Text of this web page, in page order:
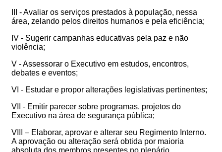
III - Avaliar os serviços prestados à população, nessa
área, zelando pelos direitos humanos e pela eficiência;
IV - Sugerir campanhas educativas pela paz e não
violência;
V - Assessorar o Executivo em estudos, encontros,
debates e eventos;
VI - Estudar e propor alterações legislativas pertinentes;
VII - Emitir parecer sobre programas, projetos do
Executivo na área de segurança pública;
VIII – Elaborar, aprovar e alterar seu Regimento Interno.
A aprovação ou alteração será obtida por maioria
absoluta dos membros presentes no plenário,